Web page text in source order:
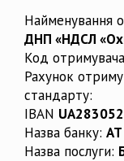
Найменування
ДНП «НДСЛ
Код
Рахунок
стандарту:
IBAN
Назва банку:
Назва послуги: